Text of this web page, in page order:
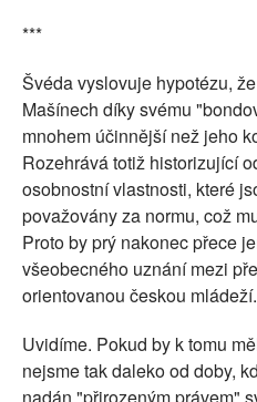
***
Švéda vyslovuje hypotézu,
Mašínech díky svému
mnohem účinnější než jeho
Rozehrává totiž historizující
osobnostní vlastnosti, které
považovány za normu, což
Proto by prý nakonec přece
všeobecného uznání mezi
orientovanou českou mládeží.
Uvidíme. Pokud by k tomu
nejsme tak daleko od doby,